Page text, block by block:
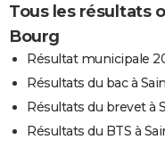
Tous les résultats
Bourg
Résultat municipale
Résultats du bac à
Résultats du brevet à
Résultats du BTS à